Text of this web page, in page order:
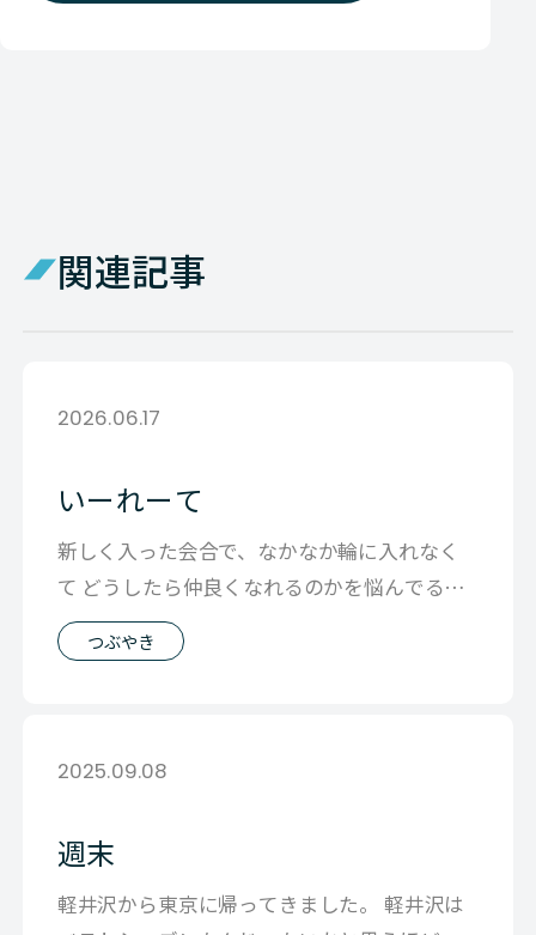
関連記事
2026.06.17
いーれーて
新しく入った会合で、なかなか輪に入れなく
て どうしたら仲良くなれるのかを悩んでると
妻に話したら 「小学生か！」と言われた
つぶやき
2025.09.08
週末
軽井沢から東京に帰ってきました。 軽井沢は